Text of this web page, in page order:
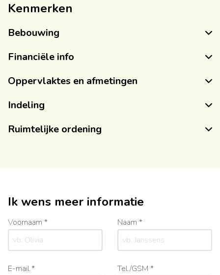
Kenmerken
Bebouwing
Financiële info
Oppervlaktes en afmetingen
Indeling
Ruimtelijke ordening
Ik wens meer informatie
Voornaam * Naam *
E-mail * Tel./GSM *